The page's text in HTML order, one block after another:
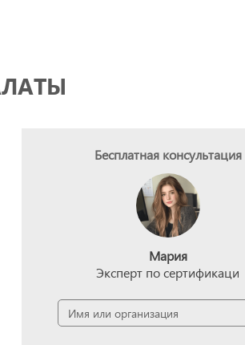
Бесплатная консультация
Мария
Эксперт по сертификаци